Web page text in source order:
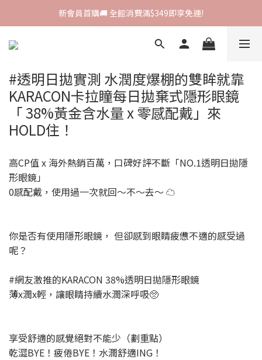
新會員首購🚚 全館消費滿$349即享免運!
新會員首購🚚 全館消費滿$349即享免運!
I-SHA新品牌進駐🎀韓國原裝進口🇰🇷
新會員首購🚚 全館消費滿$349即享免運!
#透明日拋實測 水潤度爆棚的雙眸就靠
KARACON卡拉瞳每日拋棄式隱形眼鏡
「 38%黃金含水量 x 零感配戴」來
HOLD住！
高CP值 x 海外熱銷百萬，口碑好評不斷「NO.1透明日拋隱
形眼鏡」
0感配戴，使用過一次就回～不～去～ ☁️
你是否有使用隱形眼鏡， 但卻感到眼睛疲憊不適的感受過
呢？
#網友激推的KARACON 38%透明日拋隱形眼鏡
薄x潤x輕，讓眼睛持續水潤深呼吸🥺
享受舒適的感覺絕對不能少（劃重點）
乾澀BYE！疲倦BYE！水潤舒適ING！